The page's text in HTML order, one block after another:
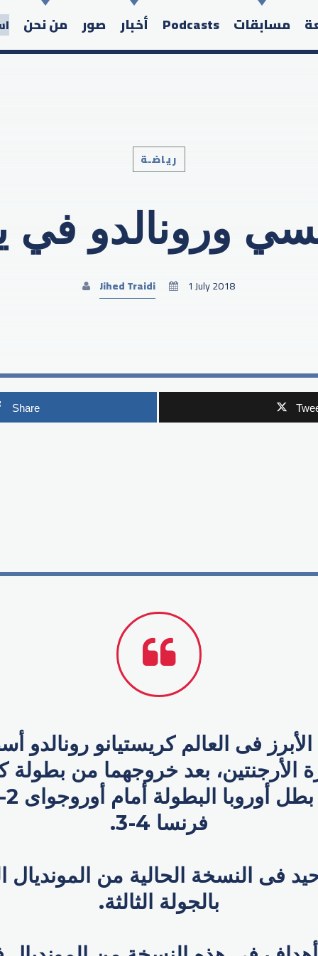
مسابقات Podcasts أخبار صور من نحن
Search in the website:
رياضـة
ورونالدو في
Jihed Traidi 1 July 2018
Share
فى العالم كريستيانو رونالدو
الأرجنتين، بعد خروجهما من
فرنسا 4-3.
فى النسخة الحالية من المونديال
بالجولة الثالثة.